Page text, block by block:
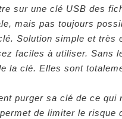
sur une clé USB des
mais pas toujours
Solution simple et très
faciles à utiliser. Sans
la clé. Elles sont
purger sa clé de ce
de limiter le risque